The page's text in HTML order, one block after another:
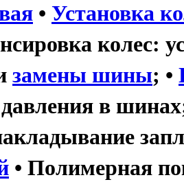
• Установка
колес:
замены шины; •
в
• Полимерная